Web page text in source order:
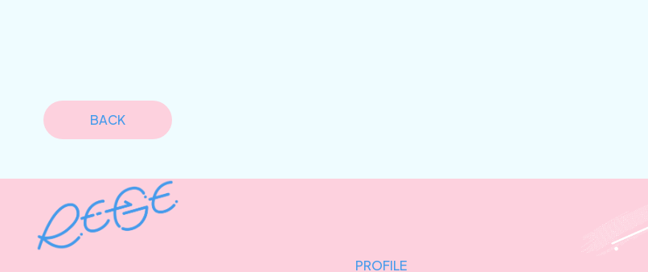
BACK
PROFILE